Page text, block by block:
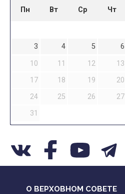
Пн Вт Ср Чт
3
4 5 6
10
11 12 13
17
18 19 20
24
25 26 27
31
О ВЕРХОВНОМ СОВЕТЕ